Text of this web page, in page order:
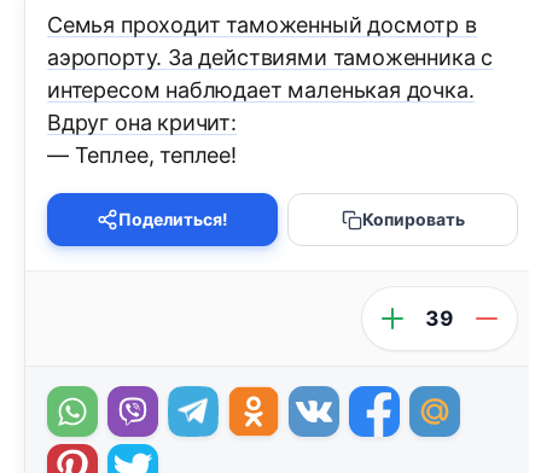
Семья проходит таможенный досмотр в
аэропорту. За действиями таможенника с
интересом наблюдает маленькая дочка.
Вдруг она кричит:
— Теплее, теплее!
Поделиться! Копировать
39